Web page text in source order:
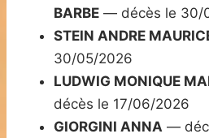
BARBE — décès le 30/
STEIN ANDRE
30/05/2026
LUDWIG MONIQUE
décès le 17/06/2026
GIORGINI ANNA —